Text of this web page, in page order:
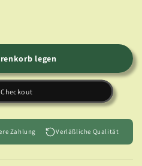
legen
Zahlung Verläßliche Qualität